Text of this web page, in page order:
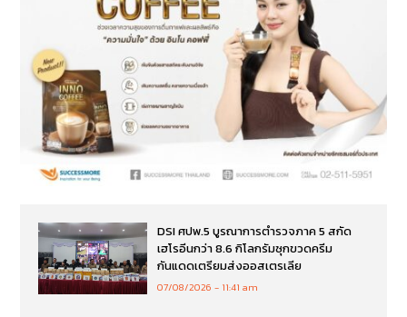
DSI ศปพ.5 บูรณาการตำรวจภาค 5 สกัด
เฮโรอีนกว่า 8.6 กิโลกรัมซุกขวดครีม
กันแดดเตรียมส่งออสเตรเลีย
07/08/2026 11:41 am